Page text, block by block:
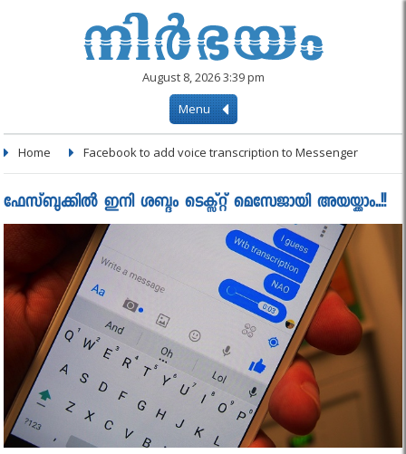
August 8, 2026 3:39 pm
Menu
Home Facebook to add voice transcription to Messenger
ഫേസ്ബുക്കിൽ ഇനി ശബ്ദം ടെക്സ്റ്റ് മെസേജായി അയയ്ക്കാം..!!